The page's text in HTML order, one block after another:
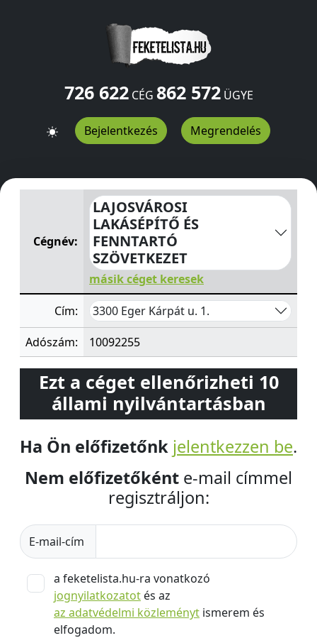
726 622CÉG 862 572ÜGYE
Bejelentkezés Megrendelés
LAJOSVÁROSI LAKÁSÉPÍTŐ ÉS FENNTARTÓ
Cégnév:
LAJOSVÁROSI
LAKÁSÉPÍTŐ ÉS
FENNTARTÓ
SZÖVETKEZET
másik céget keresek
Cím: 3300 Eger Kárpát u. 1.
Adószám: 10092255
Ezt a céget ellenőrizheti 10
állami nyilvántartásban
Ha Ön előfizetőnk jelentkezzen be.
Nem előfizetőként e-mail címmel
regisztráljon:
E-mail-cím
a feketelista.hu-ra vonatkozó
jognyilatkozatot és az
az adatvédelmi közleményt ismerem és
elfogadom.